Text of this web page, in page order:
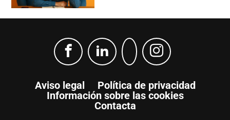
Aviso legal
Política de privacidad
Información sobre las cookies
Contacta